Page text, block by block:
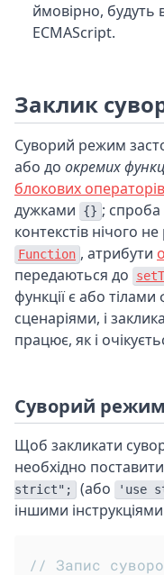
ймовірно, будуть
ECMAScript.
Заклик
Суворий режим
або до окремих
блокових операторів
дужками
{} ; спроба
контекстів нічого
Function , атрибути
передаються до
функції є або
сценаріями, і
працює, як і
Суворий режим
Щоб закликати
необхідно поставити
strict";
(або 'use
іншими
// Запис